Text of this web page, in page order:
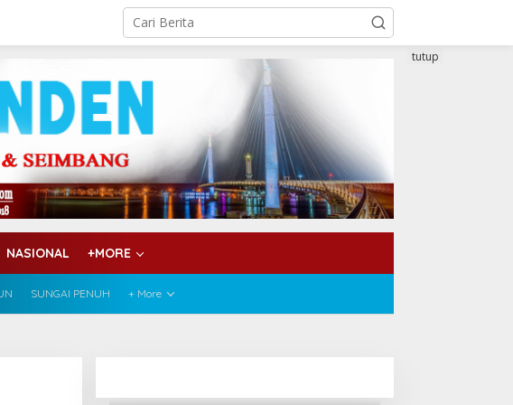
NASIONAL +MORE
SUNGAI PENUH + More
tutup